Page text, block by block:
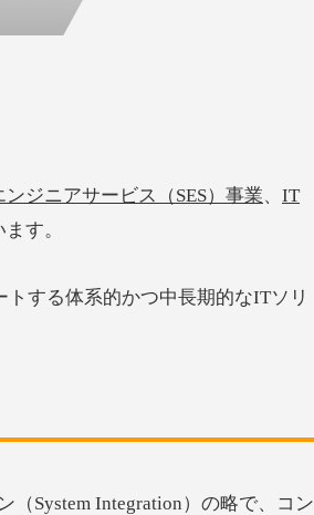
ジニアサービス（SES） 事業、 IT
す。
する体系的かつ中長期的なITソリ
（System Integration）の略で、コン